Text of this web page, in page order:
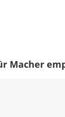
Macher